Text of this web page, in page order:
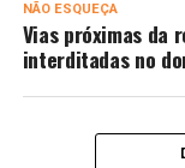
NÃO ESQUEÇA
Vias próximas da
interditadas no